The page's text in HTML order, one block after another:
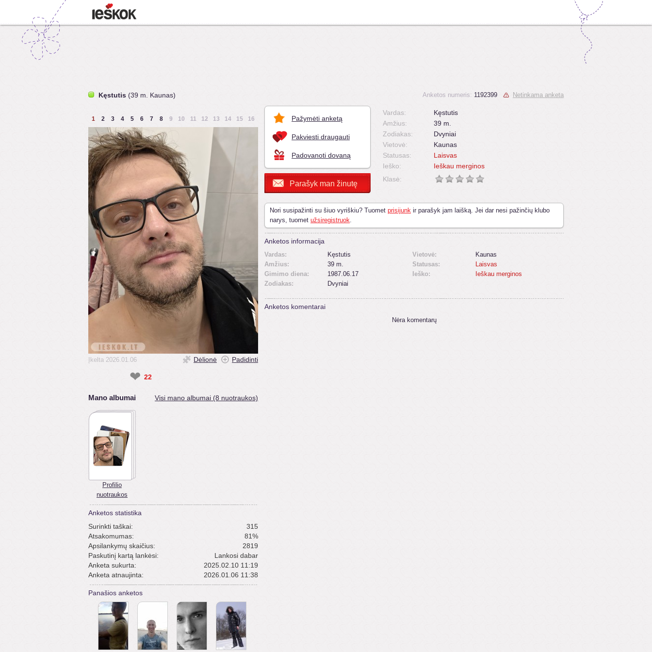
Kęstutis (39 m. Kaunas)
1 2 3 4 5 6 7 8 9 10 11 12 13 14 15 16
Įkelta 2026.01.06 Dėlionė Padidinti
❤ 22
Mano albumai Visi mano albumai (8 nuotraukos)
Profilio
nuotraukos
Anketos statistika
Surinkti taškai:
315
Atsakomumas:
81%
Apsilankymų skaičius:
2819
Paskutinį kartą lankėsi:
Lankosi dabar
Anketa sukurta:
2025.02.10 11:19
Anketa atnaujinta:
2026.01.06 11:38
Panašios anketos
Pažymėti anketą
Pakviesti draugauti
Padovanoti dovaną
Parašyk man žinutę
Anketos numeris: 1192399 Netinkama anketa
Vardas:
Kęstutis
Amžius:
39 m.
Zodiakas:
Dvyniai
Vietovė:
Kaunas
Statusas:
Laisvas
Ieško:
Ieškau merginos
Klasė:
Nori susipažinti su šiuo vyriškiu? Tuomet prisijunk ir parašyk jam laišką. Jei dar nesi pažinčių klubo
narys, tuomet užsiregistruok.
Anketos informacija
Vardas:
Kęstutis
Amžius:
39 m.
Gimimo diena:
1987.06.17
Zodiakas:
Dvyniai
Vietovė:
Kaunas
Statusas:
Laisvas
Ieško:
Ieškau merginos
Anketos komentarai
Nėra komentarų